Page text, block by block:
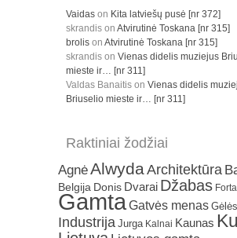
Vaidas on Kita latviešų pusė [nr 372]
skrandis on Atvirutinė Toskana [nr 315]
brolis on Atvirutinė Toskana [nr 315]
skrandis on Vienas didelis muziejus
mieste ir… [nr 311]
Valdas Banaitis on Vienas didelis
Briuselio mieste ir… [nr 311]
Raktiniai žodžiai
AgnėAlwydaArchitektūra
Belgija Donis Dvarai Džabas
GamtaGatvės menas Gėlės
Industrija Jurga Kalnai Kaunas